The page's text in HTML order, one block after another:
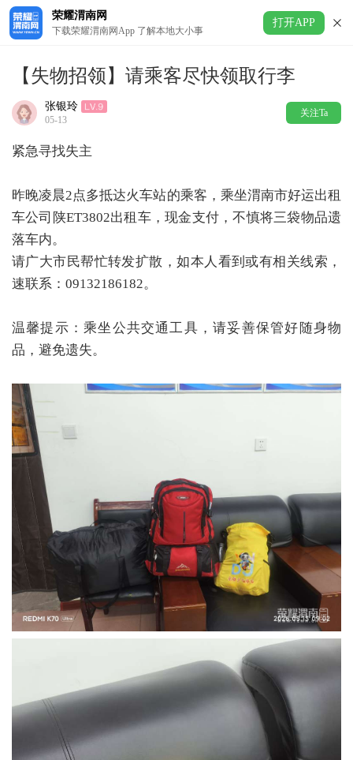
荣耀渭南网
下载荣耀渭南网App 了解本地大小事
打开APP
【失物招领】请乘客尽快领取行李
张银玲
05-13
关注Ta
紧急寻找失主
昨晚凌晨2点多抵达火车站的乘客，乘坐渭南市好运出租
车公司陕ET3802出租车，现金支付，不慎将三袋物品遗
落车内。
请广大市民帮忙转发扩散，如本人看到或有相关线索，
速联系：09132186182。
温馨提示：乘坐公共交通工具，请妥善保管好随身物
品，避免遗失。